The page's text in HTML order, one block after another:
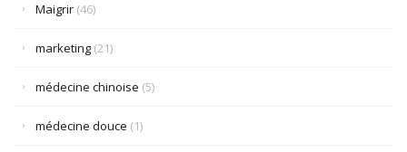
Maigrir (46)
marketing (21)
médecine chinoise (5)
médecine douce (1)